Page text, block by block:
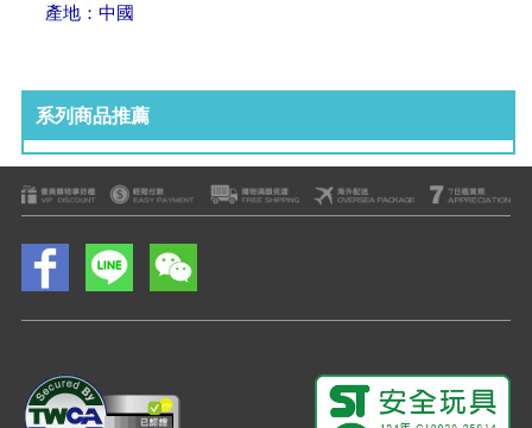
產地：中國
系列商品推薦